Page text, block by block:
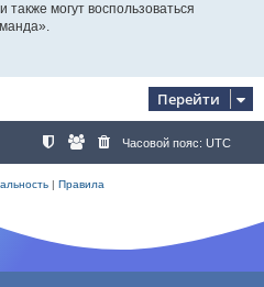
могут воспользоваться
Перейти
Часовой пояс: UTC
| Правила